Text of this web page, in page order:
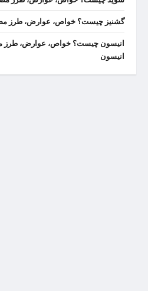
گشنیز چیست؟ خواص، عوارض، طرز
انیسون چیست؟ خواص، عوارض، طرز
انیسون